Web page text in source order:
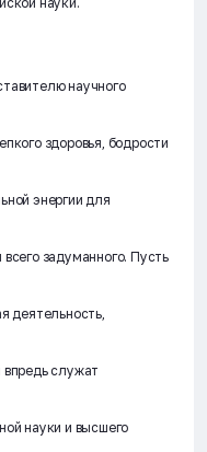
научного
здоровья, бодрости
энергии для
задуманного. Пусть
деятельность,
служат
науки и высшего